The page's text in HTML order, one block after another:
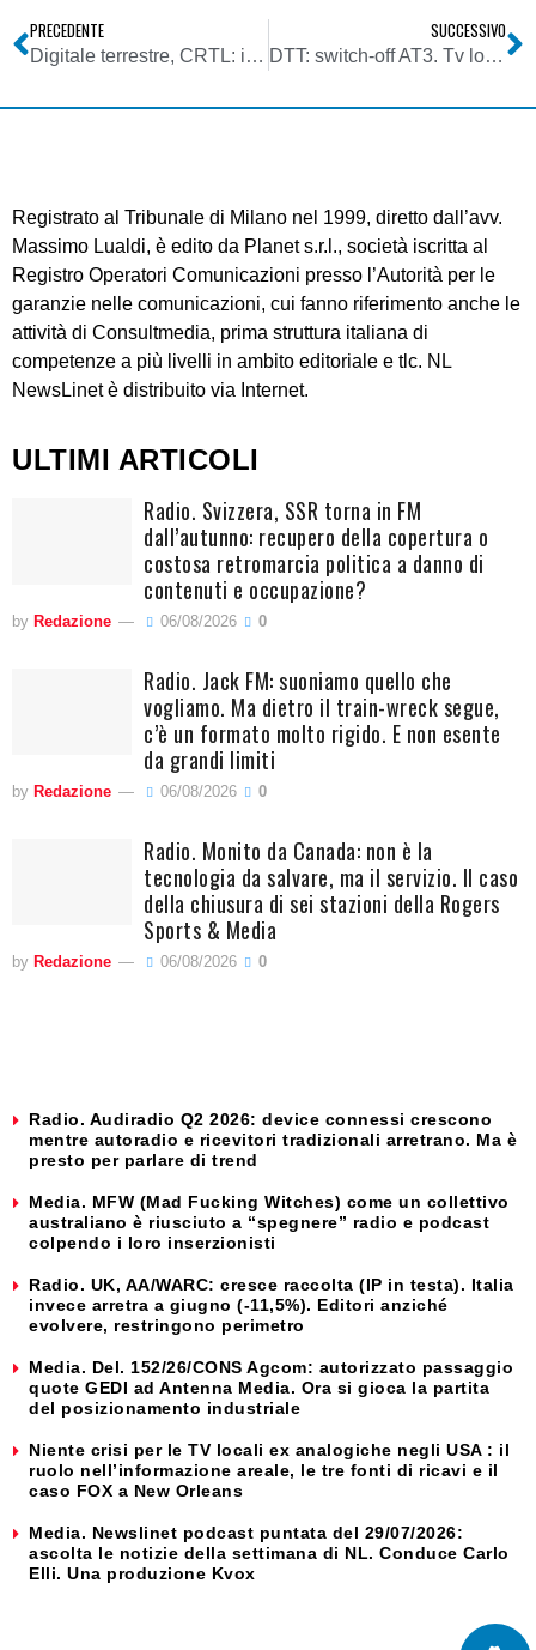
PRECEDENTE
Digitale terrestre, CRTL: inaccettabile il modus operandi del Ministero che calpesta i diritti delle tv locali. Intervenga subito la magistratura
SUCCESSIVO
DTT: switch-off AT3. Tv locali sul piede di guerra. Intanto OTG Tv pubblica l’elaborazione del Master Plan
Registrato al Tribunale di Milano nel 1999, diretto dall’avv.
Massimo Lualdi, è edito da Planet s.r.l., società iscritta al
Registro Operatori Comunicazioni presso l’Autorità per le
garanzie nelle comunicazioni, cui fanno riferimento anche le
attività di Consultmedia, prima struttura italiana di
competenze a più livelli in ambito editoriale e tlc. NL
NewsLinet è distribuito via Internet.
ULTIMI ARTICOLI
Radio. Svizzera, SSR torna in FM
dall’autunno: recupero della copertura o
costosa retromarcia politica a danno di
contenuti e occupazione?
by Redazione 06/08/2026 0
Radio. Jack FM: suoniamo quello che
vogliamo. Ma dietro il train-wreck segue,
c’è un formato molto rigido. E non esente
da grandi limiti
by Redazione 06/08/2026 0
Radio. Monito da Canada: non è la
tecnologia da salvare, ma il servizio. Il caso
della chiusura di sei stazioni della Rogers
Sports & Media
by Redazione 06/08/2026 0
Radio. Audiradio Q2 2026: device connessi crescono
mentre autoradio e ricevitori tradizionali arretrano. Ma è
presto per parlare di trend
Media. MFW (Mad Fucking Witches) come un collettivo
australiano è riusciuto a “spegnere” radio e podcast
colpendo i loro inserzionisti
Radio. UK, AA/WARC: cresce raccolta (IP in testa). Italia
invece arretra a giugno (-11,5%). Editori anziché
evolvere, restringono perimetro
Media. Del. 152/26/CONS Agcom: autorizzato passaggio
quote GEDI ad Antenna Media. Ora si gioca la partita
del posizionamento industriale
Niente crisi per le TV locali ex analogiche negli USA : il
ruolo nell’informazione areale, le tre fonti di ricavi e il
caso FOX a New Orleans
Media. Newslinet podcast puntata del 29/07/2026:
ascolta le notizie della settimana di NL. Conduce Carlo
Elli. Una produzione Kvox